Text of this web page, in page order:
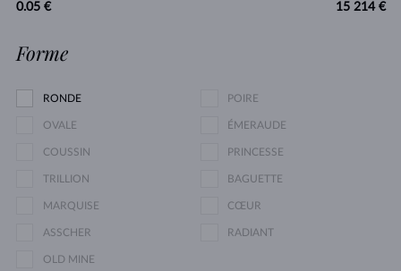
0.05 € 15 214 €
Forme
RONDE POIRE
OVALE ÉMERAUDE
COUSSIN PRINCESSE
TRILLION BAGUETTE
MARQUISE CŒUR
ASSCHER RADIANT
OLD MINE